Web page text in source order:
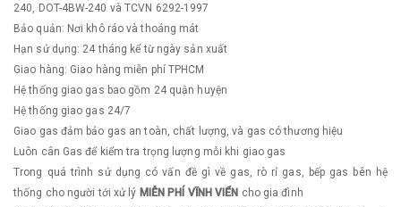
240, DOT-4BW-240 và TCVN 6292-1997
Bảo quản: Nơi khô ráo và thoáng mát
Hạn sử dụng: 24 tháng kể từ ngày sản xuất
Giao hàng: Giao hàng miễn phí TPHCM
Hệ thống giao gas bao gồm 24 quận huyện
Hệ thống giao gas 24/7
Giao gas đảm bảo gas an toàn, chất lượng, và gas có thương hiệu
Luôn cân Gas để kiểm tra trọng lượng mỗi khi giao gas
Trong quá trình sử dụng có vấn đề gì về gas, rò rỉ gas, bếp gas bên hệ
thống cho người tới xử lý MIỄN PHÍ VĨNH VIỂN cho gia đình